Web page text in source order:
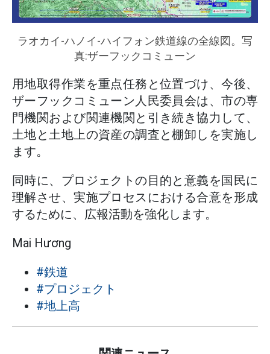
ラオカイ-ハノイ-ハイフォン鉄道線の全線図。写
真:ザーフックコミューン
用地取得作業を重点任務と位置づけ、今後、
ザーフックコミューン人民委員会は、市の専
門機関および関連機関と引き続き協力して、
土地と土地上の資産の調査と棚卸しを実施し
ます。
同時に、プロジェクトの目的と意義を国民に
理解させ、実施プロセスにおける合意を形成
するために、広報活動を強化します。
Mai Hương
#鉄道
#プロジェクト
#地上高